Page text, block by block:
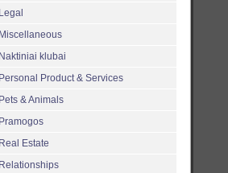
Legal
Miscellaneous
Naktiniai klubai
Personal Product & Services
Pets & Animals
Pramogos
Real Estate
Relationships